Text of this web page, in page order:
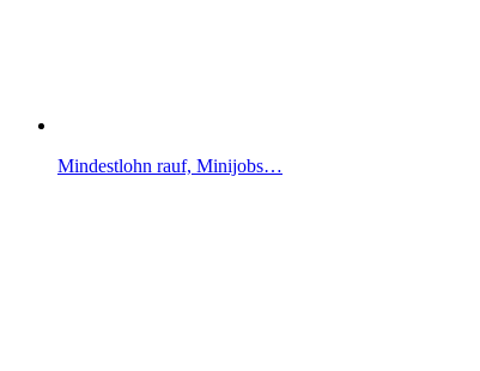
Mindestlohn rauf, Minijobs…